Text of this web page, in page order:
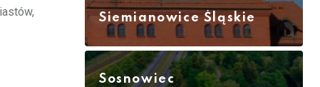
Siemianowice Śląskie
Sosnowiec